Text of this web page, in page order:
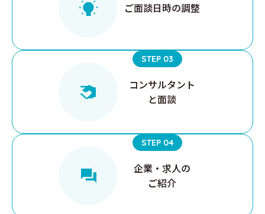
ご面談日時の調整
STEP 03
コンサルタント
と面談
STEP 04
企業・求人の
ご紹介